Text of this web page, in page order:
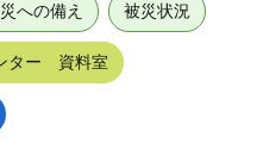
への備え 被災状況
ター 資料室